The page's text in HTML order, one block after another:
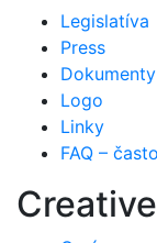
Legislatíva
Press
Logo
Linky
FAQ –